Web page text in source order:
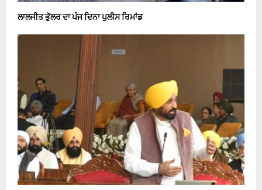
ਲਾਲਜੀਤ ਭੁੱਲਰ ਦਾ ਪੰਜ ਦਿਨਾ ਪੁਲੀਸ ਰਿਮਾਂਡ